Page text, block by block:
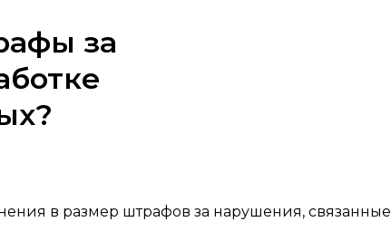
за
в размер штрафов за нарушения, связанные